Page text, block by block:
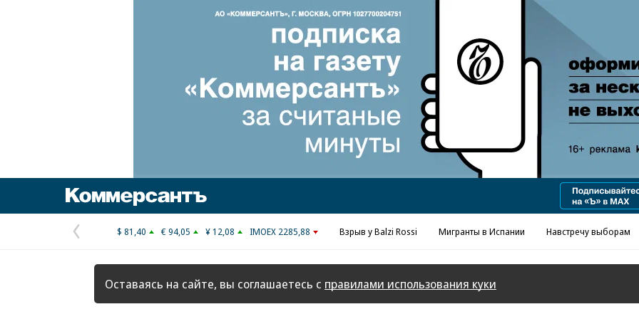
Реклама в «Ъ» www.kommersant.ru/ad
Предыдущая
страница
$ 81,40 € 94,05 ¥ 12,08 IMOEX 2285,88 Взрыв у Balzi Rossi Мигранты в Испании Навстречу выборам
Оставаясь на сайте, вы соглашаетесь с правилами использования куки